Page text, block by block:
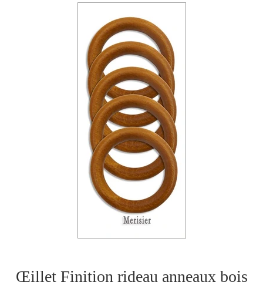
Œillet Finition rideau anneaux bois